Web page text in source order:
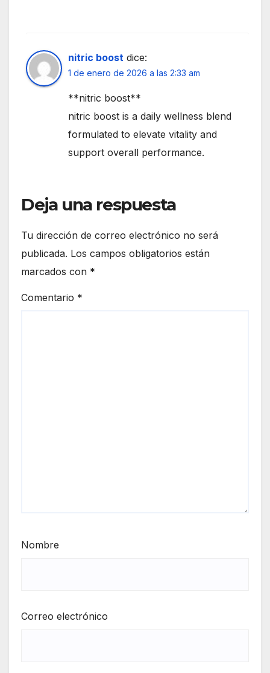
nitric boost dice:
1 de enero de 2026 a las 2:33 am
**nitric boost**
nitric boost is a daily wellness blend
formulated to elevate vitality and
support overall performance.
Deja una respuesta
Tu dirección de correo electrónico no será
publicada. Los campos obligatorios están
marcados con *
Comentario *
Nombre
Correo electrónico